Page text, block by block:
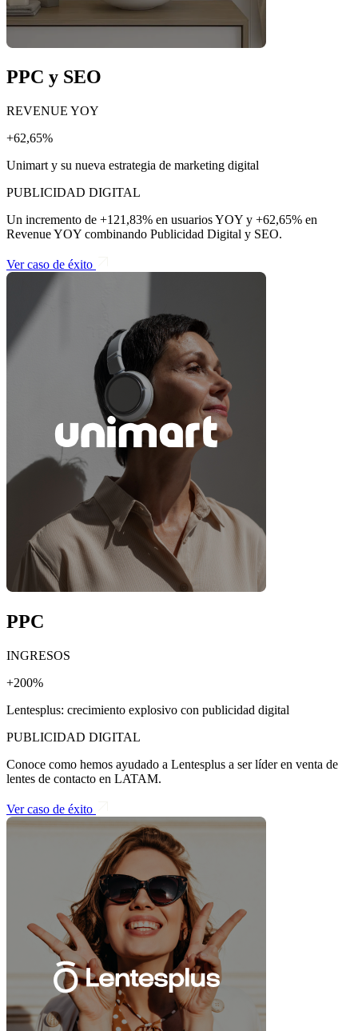
PPC y SEO
REVENUE YOY
+62,65%
Unimart y su nueva estrategia de marketing digital
PUBLICIDAD DIGITAL
Un incremento de +121,83% en usuarios YOY y +62,65% en
Revenue YOY combinando Publicidad Digital y SEO.
Ver caso de éxito
PPC
INGRESOS
+200%
Lentesplus: crecimiento explosivo con publicidad digital
PUBLICIDAD DIGITAL
Conoce como hemos ayudado a Lentesplus a ser líder en venta de
lentes de contacto en LATAM.
Ver caso de éxito